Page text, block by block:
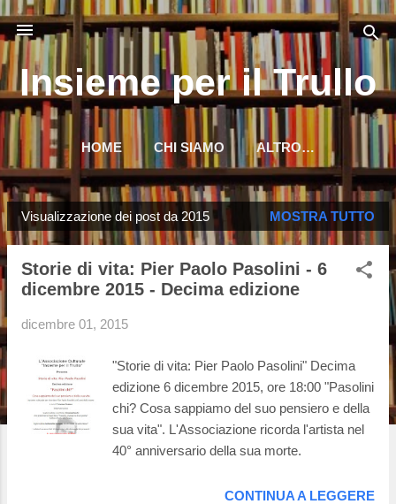
Passa ai contenuti principali
Insieme per il Trullo
HOME CHI SIAMO ALTRO…
P
o
Visualizzazione dei post da 2015 MOSTRA TUTTO
Storie di vita: Pier Paolo Pasolini - 6
dicembre 2015 - Decima edizione
dicembre 01, 2015
"Storie di vita: Pier Paolo Pasolini" Decima
edizione 6 dicembre 2015, ore 18:00 "Pasolini
chi? Cosa sappiamo del suo pensiero e della
sua vita". L'Associazione ricorda l'artista nel
40° anniversario della sua morte.
CONTINUA A LEGGERE